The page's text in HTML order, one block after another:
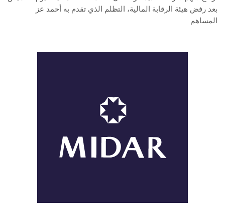
بعد رفض هيئة الرقابة المالية، التظلم الذي تقدم به أحمد عز
المساهم